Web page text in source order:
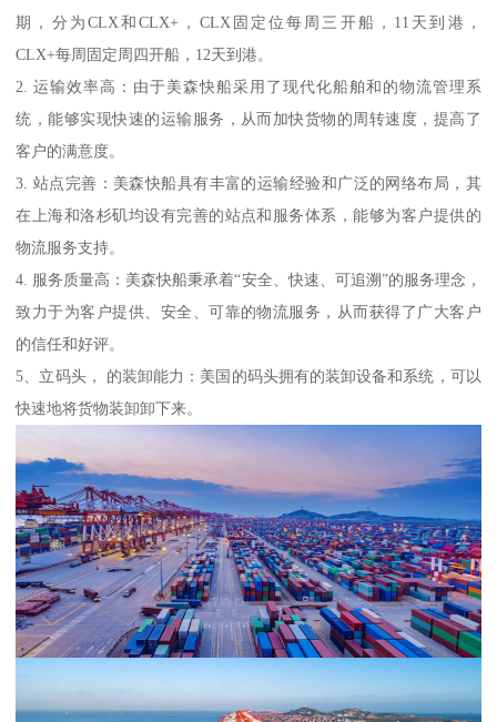
期，分为CLX和CLX+，CLX固定位每周三开船，11天到港，
CLX+每周固定周四开船，12天到港。
2. 运输效率高：由于美森快船采用了现代化船舶和的物流管理系
统，能够实现快速的运输服务，从而加快货物的周转速度，提高了
客户的满意度。
3. 站点完善：美森快船具有丰富的运输经验和广泛的网络布局，其
在上海和洛杉矶均设有完善的站点和服务体系，能够为客户提供的
物流服务支持。
4. 服务质量高：美森快船秉承着“安全、快速、可追溯”的服务理念，
致力于为客户提供、安全、可靠的物流服务，从而获得了广大客户
的信任和好评。
5、立码头， 的装卸能力：美国的码头拥有的装卸设备和系统，可以
快速地将货物装卸卸下来。